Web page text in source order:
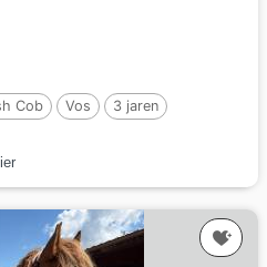
Cob
Vos
3 jaren